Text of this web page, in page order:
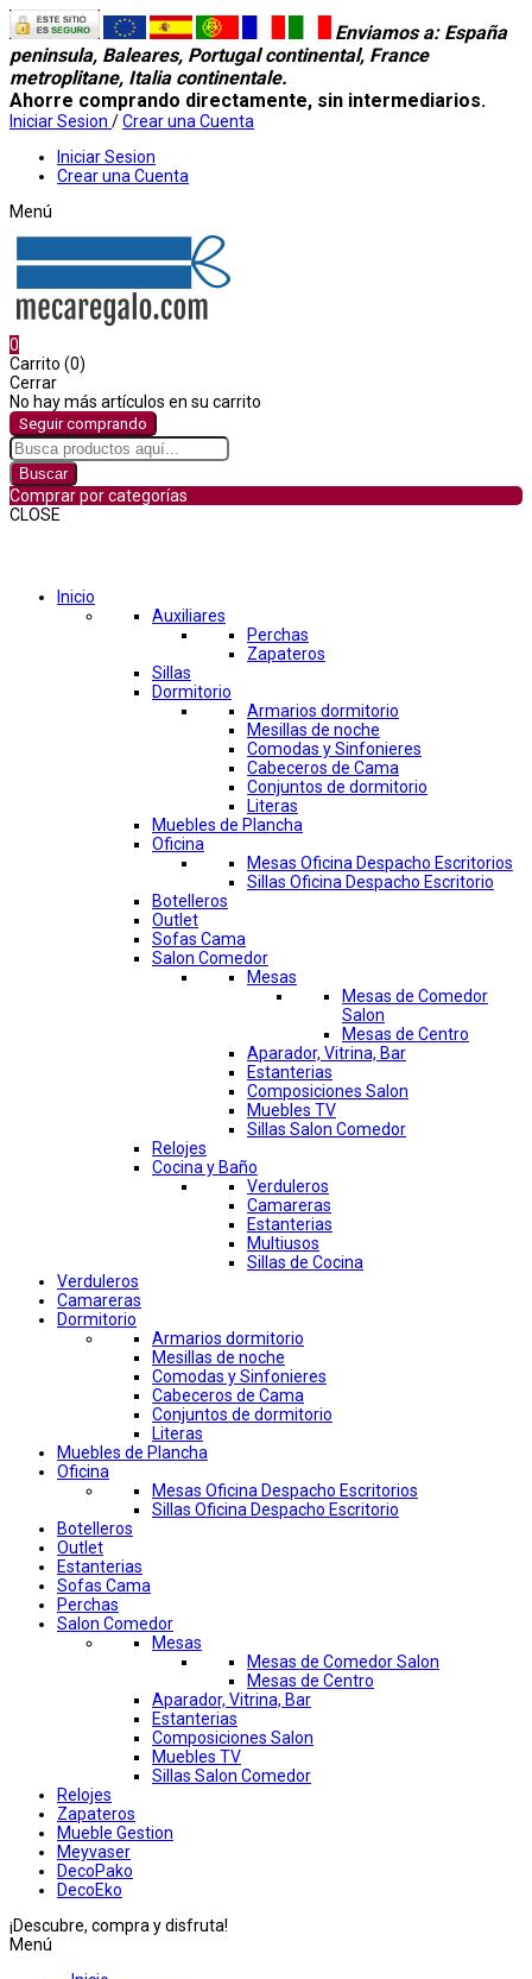
Enviamos a: España
peninsula, Baleares, Portugal continental, France
metroplitane, Italia continentale.
Ahorre comprando directamente, sin intermediarios.
Iniciar Sesion /Crear una Cuenta
Iniciar Sesion
Crear una Cuenta
Menú
0
Carrito (0)
Cerrar
No hay más artículos en su carrito
Seguir comprando
Buscar
Comprar por categorías
CLOSE
Inicio
Auxiliares
Perchas
Zapateros
Sillas
Dormitorio
Armarios dormitorio
Mesillas de noche
Comodas y Sinfonieres
Cabeceros de Cama
Conjuntos de dormitorio
Literas
Muebles de Plancha
Oficina
Mesas Oficina Despacho Escritorios
Sillas Oficina Despacho Escritorio
Botelleros
Outlet
Sofas Cama
Salon Comedor
Mesas
Mesas de Comedor
Salon
Mesas de Centro
Aparador, Vitrina, Bar
Estanterias
Composiciones Salon
Muebles TV
Sillas Salon Comedor
Relojes
Cocina y Baño
Verduleros
Camareras
Estanterias
Multiusos
Sillas de Cocina
Verduleros
Camareras
Dormitorio
Armarios dormitorio
Mesillas de noche
Comodas y Sinfonieres
Cabeceros de Cama
Conjuntos de dormitorio
Literas
Muebles de Plancha
Oficina
Mesas Oficina Despacho Escritorios
Sillas Oficina Despacho Escritorio
Botelleros
Outlet
Estanterias
Sofas Cama
Perchas
Salon Comedor
Mesas
Mesas de Comedor Salon
Mesas de Centro
Aparador, Vitrina, Bar
Estanterias
Composiciones Salon
Muebles TV
Sillas Salon Comedor
Relojes
Zapateros
Mueble Gestion
Meyvaser
DecoPako
DecoEko
¡Descubre, compra y disfruta!
Menú